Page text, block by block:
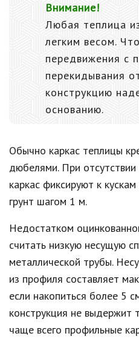
Внимание!
Любая теплица
легким весом.
передвижения с
перекидывания
конструкцию
основанию.
Обычно каркас теплицы
дюбелями. При
каркас фиксируют к
грунт шагом 1 м.
Недостатком
считать низкую несущую
металлической трубы.
из профиля составляет
если накопиться более 5
конструкция не выдержит
чаще всего профильные